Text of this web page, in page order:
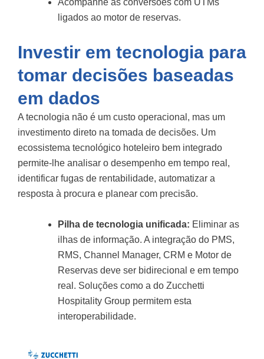
Acompanhe as conversões com UTMs
ligados ao motor de reservas.
Investir em tecnologia para
tomar decisões baseadas
em dados
A tecnologia não é um custo operacional, mas um
investimento direto na tomada de decisões. Um
ecossistema tecnológico hoteleiro bem integrado
permite-lhe analisar o desempenho em tempo real,
identificar fugas de rentabilidade, automatizar a
resposta à procura e planear com precisão.
Pilha de tecnologia unificada: Eliminar as
ilhas de informação. A integração do PMS,
RMS, Channel Manager, CRM e Motor de
Reservas deve ser bidirecional e em tempo
real. Soluções como a do Zucchetti
Hospitality Group permitem esta
interoperabilidade.